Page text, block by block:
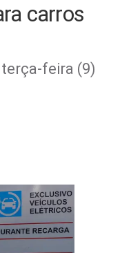
carros
feira (9)